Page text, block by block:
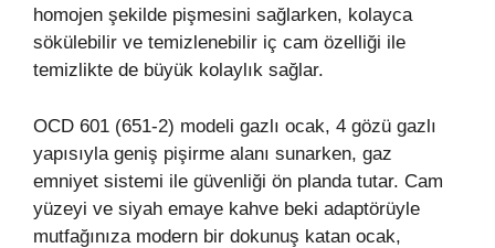
homojen şekilde pişmesini sağlarken, kolayca
sökülebilir ve temizlenebilir iç cam özelliği ile
temizlikte de büyük kolaylık sağlar.
OCD 601 (651-2) modeli gazlı ocak, 4 gözü gazlı
yapısıyla geniş pişirme alanı sunarken, gaz
emniyet sistemi ile güvenliği ön planda tutar. Cam
yüzeyi ve siyah emaye kahve beki adaptörüyle
mutfağınıza modern bir dokunuş katan ocak,